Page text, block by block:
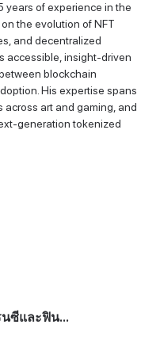
years of experience in the
the evolution of NFT
and decentralized
accessible, insight-driven
blockchain
His expertise spans
across art and gaming, and
generation tokenized
นซีและฟิน...